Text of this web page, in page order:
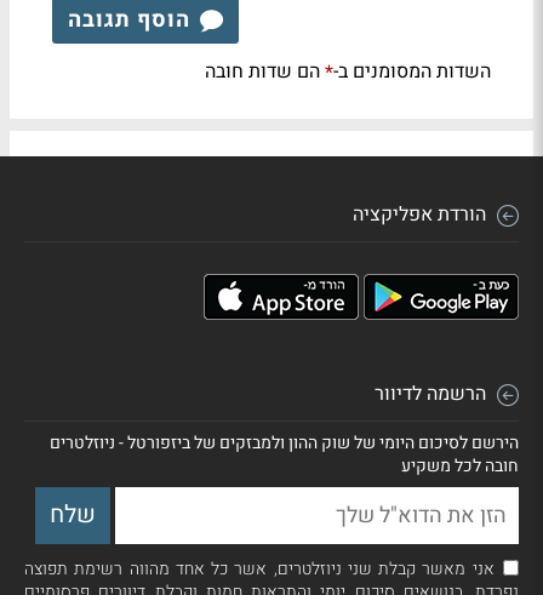
הוסף תגובה
השדות המסומנים ב-*הם שדות חובה
הורדת אפליקציה
הרשמה לדיוור
הירשם לסיכום היומי של שוק ההון ולמבזקים של ביזפורטל - ניוזלטרים
חובה לכל משקיע
אני מאשר קבלת שני ניוזלטרים, אשר כל אחד מהווה רשימת תפוצה